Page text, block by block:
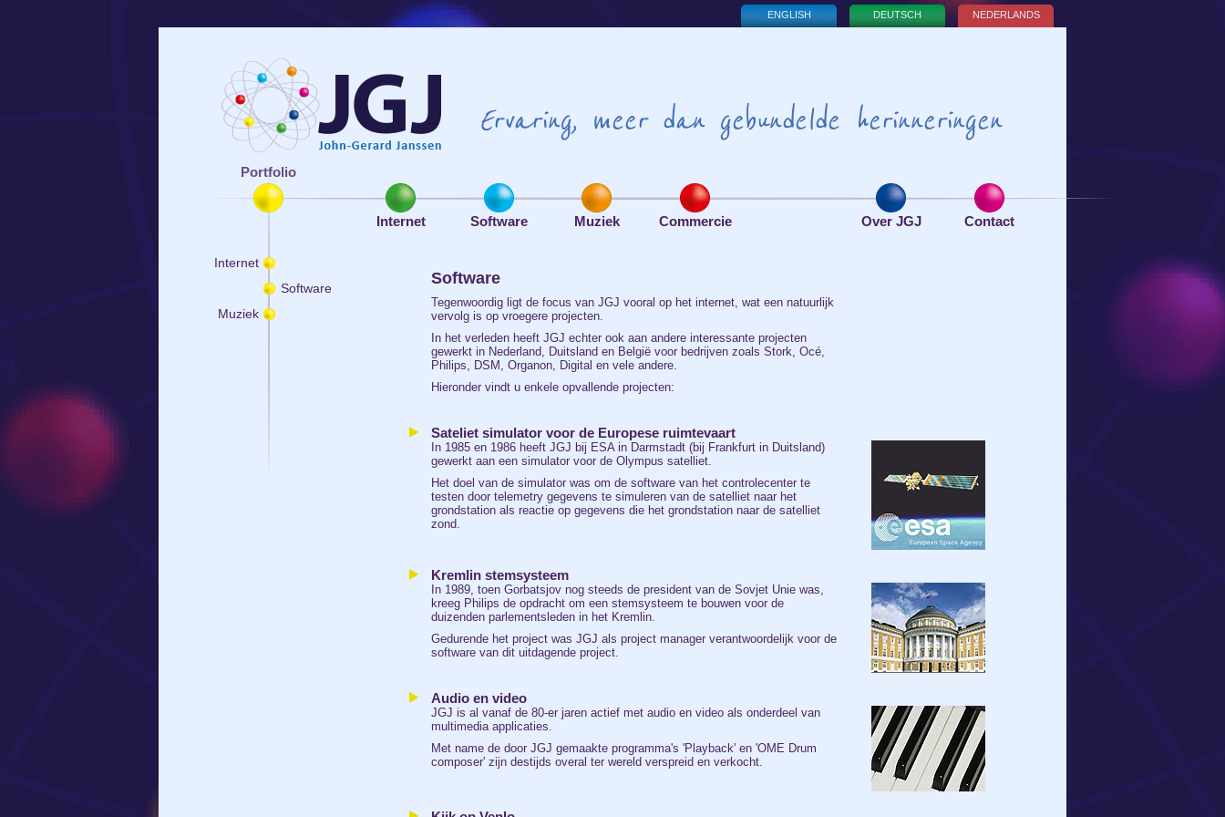
NEDERLANDS
DEUTSCH
ENGLISH
Ervaring, meer dan gebundelde herinneringen
Internet Software Muziek Commercie
Portfolio
Over JGJ Contact
Internet
Software
Muziek
Software
Tegenwoordig ligt de focus van JGJ vooral op het internet, wat een natuurlijk
vervolg is op vroegere projecten.
In het verleden heeft JGJ echter ook aan andere interessante projecten
gewerkt in Nederland, Duitsland en België voor bedrijven zoals Stork, Océ,
Philips, DSM, Organon, Digital en vele andere.
Hieronder vindt u enkele opvallende projecten:
Sateliet simulator voor de Europese ruimtevaart
In 1985 en 1986 heeft JGJ bij ESA in Darmstadt (bij Frankfurt in Duitsland)
gewerkt aan een simulator voor de Olympus satelliet.
Het doel van de simulator was om de software van het controlecenter te
testen door telemetry gegevens te simuleren van de satelliet naar het
grondstation als reactie op gegevens die het grondstation naar de satelliet
zond.
Kremlin stemsysteem
In 1989, toen Gorbatsjov nog steeds de president van de Sovjet Unie was,
kreeg Philips de opdracht om een stemsysteem te bouwen voor de
duizenden parlementsleden in het Kremlin.
Gedurende het project was JGJ als project manager verantwoordelijk voor de
software van dit uitdagende project.
Audio en video
JGJ is al vanaf de 80-er jaren actief met audio en video als onderdeel van
multimedia applicaties.
Met name de door JGJ gemaakte programma's 'Playback' en 'OME Drum
composer' zijn destijds overal ter wereld verspreid en verkocht.